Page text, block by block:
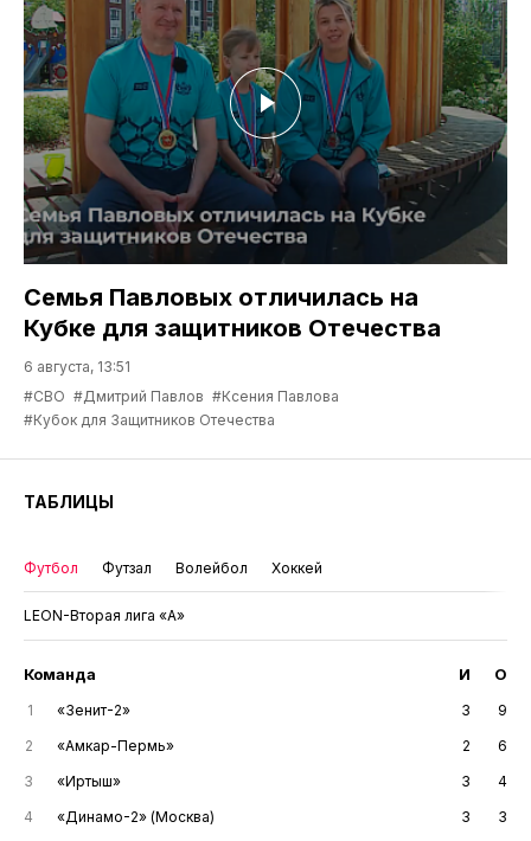
Семья Павловых отличилась на
Кубке для защитников Отечества
6 августа, 13:51
#СВО #Дмитрий Павлов #Ксения Павлова
#Кубок для Защитников Отечества
ТАБЛИЦЫ
Футбол Футзал Волейбол Хоккей
LEON-Вторая лига «А»
Команда И О
1 «Зенит-2» 3
9
2
«Амкар-Пермь» 2
6
3
«Иртыш» 3
4
4
«Динамо-2» (Москва) 3
3